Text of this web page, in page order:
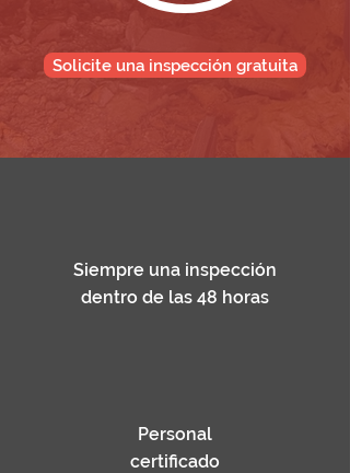
Solicite una inspección gratuita
Siempre una inspección
dentro de las 48 horas
Personal
certificado